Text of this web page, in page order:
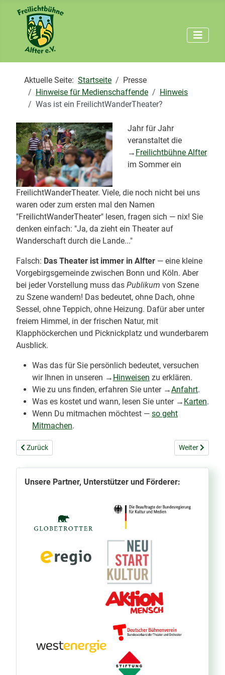
Aktuelle Seite: Startseite
Presse
Hinweise für Medienschaffende
Hinweis
Was ist ein FreilichtWanderTheater?
Jahr für Jahr
veranstaltet die
→ Freilichtbühne Alfter
im Sommer ein
FreilichtWanderTheater. Viele, die noch nicht bei uns
waren oder zum ersten mal den Namen
"FreilichtWanderTheater" lesen, fragen sich — nix! Sie
denken einfach: "Ja, da zieht ein Theater auf
Wanderschaft durch die Lande..."
Falsch: Das Theater ist immer in Alfter — eine kleine
Vorgebirgsgemeinde zwischen Bonn und Köln. Aber
bei jeder Vorstellung muss das Publikum von Szene
zu Szene wandern! Das bedeutet, ohne Dach, ohne
Sessel, ohne Teppich, ohne Heizung. Dafür aber unter
freiem Himmel, in der frischen Natur, mit
Klapphöckerchen und Picknickplatz und wunderbarem
Ausblick.
Was das für Sie persönlich bedeutet, versuchen
wir Ihnen in unseren → Hinweisen zu erklären.
Wie zu uns finden, erfahren Sie unter →Anfahrt.
Was es kostet und wann, lesen Sie unter → Karten.
Wenn Du mitmachen möchtest — so geht
Mitmachen.
Vorheriger Beitrag: FreilichtWanderTheater-Details
Zurück Nächster
Weiter
Unsere Partner, Unterstützer und Förderer: